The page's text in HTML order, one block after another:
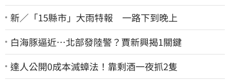
新／「15縣市」大雨特報 一路下到晚上
白海豚逼近…北部發陸警？賈新興揭1關鍵
達人公開0成本滅蟑法！靠剩酒一夜抓2隻